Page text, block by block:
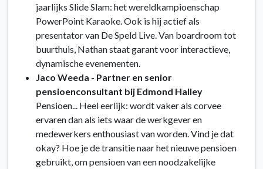
jaarlijks Slide Slam: het wereldkampioenschap
PowerPoint Karaoke. Ook is hij actief als
presentator van De Speld Live. Van boardroom tot
buurthuis, Nathan staat garant voor interactieve,
dynamische evenementen.
Jaco Weeda - Partner en senior
pensioenconsultant bij Edmond Halley
Pensioen... Heel eerlijk: wordt vaker als corvee
ervaren dan als iets waar de werkgever en
medewerkers enthousiast van worden. Vind je dat
okay? Hoe je de transitie naar het nieuwe pensioen
gebruikt, om pensioen van een noodzakelijke